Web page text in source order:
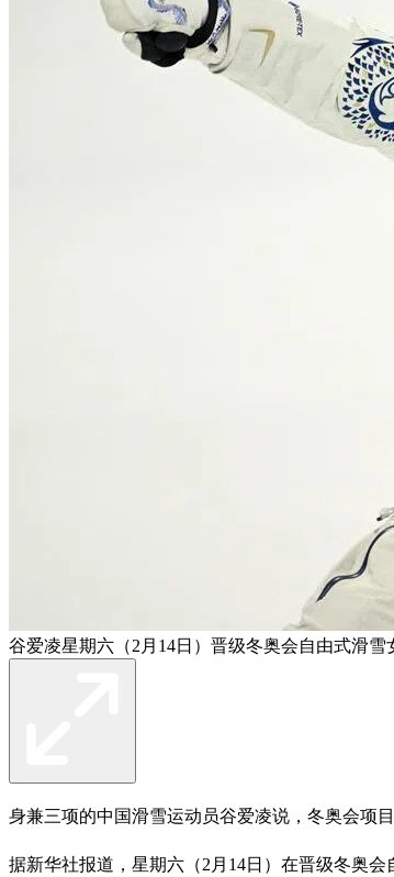
谷爱凌星期六（2月14日）晋级冬奥会自由式滑雪
身兼三项的中国滑雪运动员谷爱凌说，冬奥会项
据新华社报道，星期六（2月14日）在晋级冬奥